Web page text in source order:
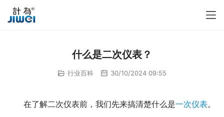
什么是二次仪表？
行业百科 30/10/2024 09:55
在了解二次仪表前，我们先来搞清楚什么是一次仪表。